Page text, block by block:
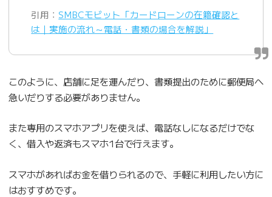
引用： SMBCモビット「カードローンの在籍確認と
は｜実施の流れ～電話・書類の場合を解説」
このように、店舗に足を運んだり、書類提出のために郵便局へ
急いだりする必要がありません。
また専用のスマホアプリを使えば、電話なしになるだけでな
く、借入や返済もスマホ1台で行えます。
スマホがあればお金を借りられるので、手軽に利用したい方に
はおすすめです。